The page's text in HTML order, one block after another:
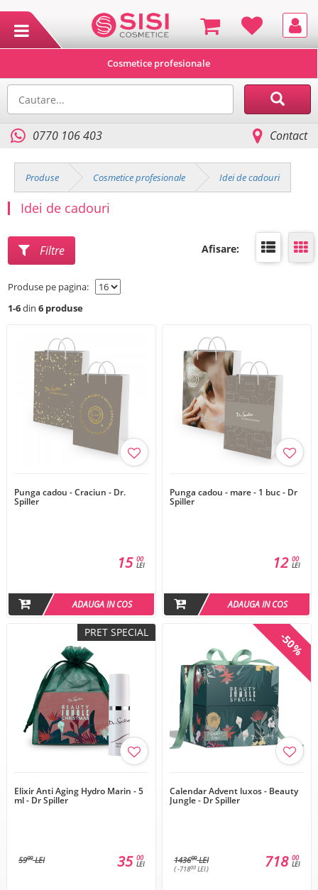
Cosmetice profesionale
0770 106 403 Contact
Produse Cosmetice profesionale Idei de cadouri
Idei de cadouri
Filtre Afisare:
Produse pe pagina:
1-6din 6 produse
Punga cadou - Craciun - Dr.
Spiller
00
LEI
15
ADAUGA IN COS
Punga cadou - mare - 1 buc - Dr
Spiller
00
LEI
12
ADAUGA IN COS
PRET SPECIAL
Elixir Anti Aging Hydro Marin - 5
ml - Dr Spiller
5900LEI 00
LEI
35
-50%
Calendar Advent luxos - Beauty
Jungle - Dr Spiller
143600LEI
( -71800 LEI )
00
LEI
718